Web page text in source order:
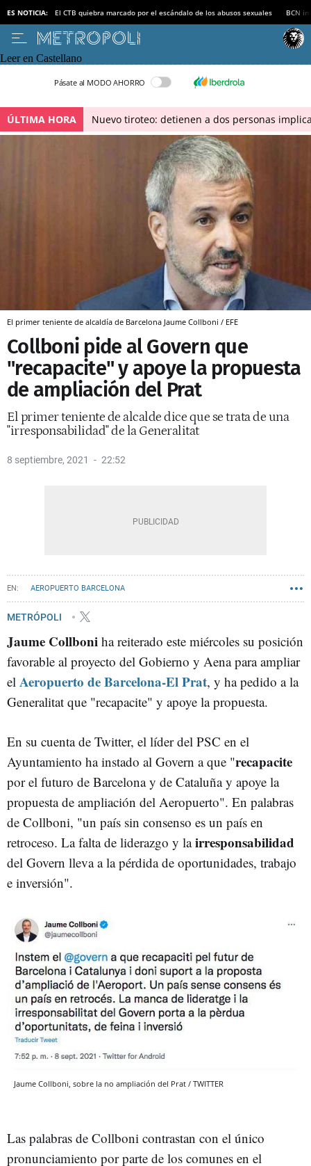
ES NOTICIA: El CTB quiebra marcado por el escándalo de los abusos sexuales BCN
Leer en Castellano
Pásate al MODO AHORRO
ÚLTIMA HORA Nuevo tiroteo: detienen a dos personas
El primer teniente de alcaldía de Barcelona Jaume Collboni / EFE
Collboni pide al Govern que
"recapacite" y apoye la propuesta
de ampliación del Prat
El primer teniente de alcalde dice que se trata de una
"irresponsabilidad" de la Generalitat
8 septiembre, 2021 22:52
AEROPUERTO BARCELONA
PSC - PARTIT DELS SOCIALISTES DE CATALUNYA
JAUME COLLBONI
METRÓPOLI
Jaume Collboni ha reiterado este miércoles su posición
favorable al proyecto del Gobierno y Aena para ampliar
el Aeropuerto de Barcelona-El Prat, y ha pedido a la
Generalitat que "recapacite" y apoye la propuesta.
En su cuenta de Twitter, el líder del PSC en el
Ayuntamiento ha instado al Govern a que "recapacite
por el futuro de Barcelona y de Cataluña y apoye la
propuesta de ampliación del Aeropuerto". En palabras
de Collboni, "un país sin consenso es un país en
retroceso. La falta de liderazgo y lairresponsabilidad
del Govern lleva a la pérdida de oportunidades, trabajo
e inversión".
Jaume Collboni, sobre la no ampliación del Prat / TWITTER
Las palabras de Collboni contrastan con el único
pronunciamiento por parte de los comunes en el